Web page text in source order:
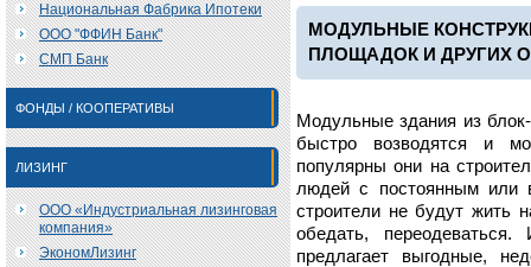
Национальная Фабрика Ипотеки
ООО "ФФИН Банк"
СМП Банк
ФОНДЫ / КООПЕРАТИВЫ
ЛИЗИНГ
ООО «Индустриальная лизинговая
компания»
ЭкономЛизинг
МОДУЛЬНЫЕ
ПЛОЩАДОК И ДРУГИХ
Модульные здания из
быстро возводятся и
популярны они на
людей с постоянным или
строители не будут жить
обедать,
предлагает выгодные,